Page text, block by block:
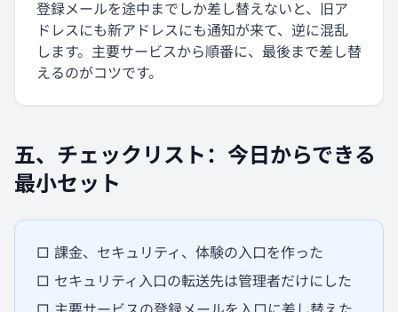
登録メールを途中までしか差し替えないと、旧ア
ドレスにも新アドレスにも通知が来て、逆に混乱
します。主要サービスから順番に、最後まで差し替
えるのがコツです。
五、チェックリスト：今日からできる
最小セット
□ 課金、セキュリティ、体験の入口を作った
□ セキュリティ入口の転送先は管理者だけにした